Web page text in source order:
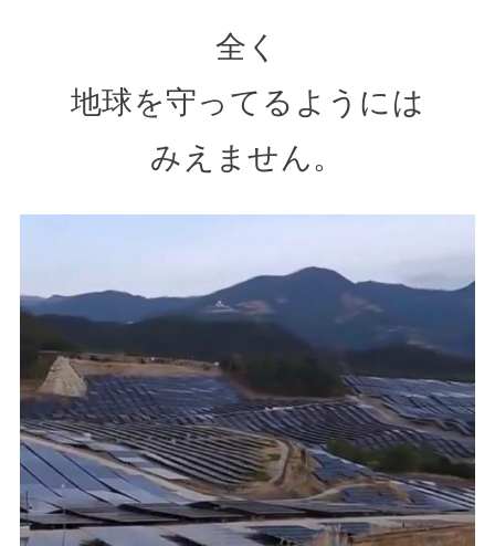
全く
地球を守ってるようには
みえません。